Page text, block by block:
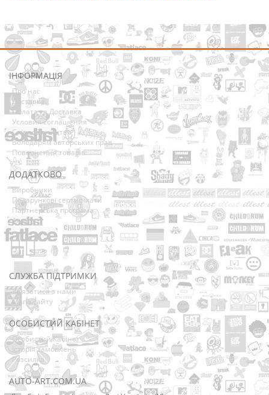
ІНФОРМАЦІЯ
Про нас
Доставка
Оплата та Доставка
Условия соглашения
Співробітництво
Володарям авторських прав
Повернення товарів
ДОДАТКОВО
Виробники
Подарункові сертифікати
Партнерська програма
Акції
СЛУЖБА ПІДТРИМКИ
Зв’язатися з нами
Мапа сайту
ОСОБИСТИЙ КАБІНЕТ
Особистий Кабінет
Історія замовлень
Розсилка
AUTO-ART.COM.UA